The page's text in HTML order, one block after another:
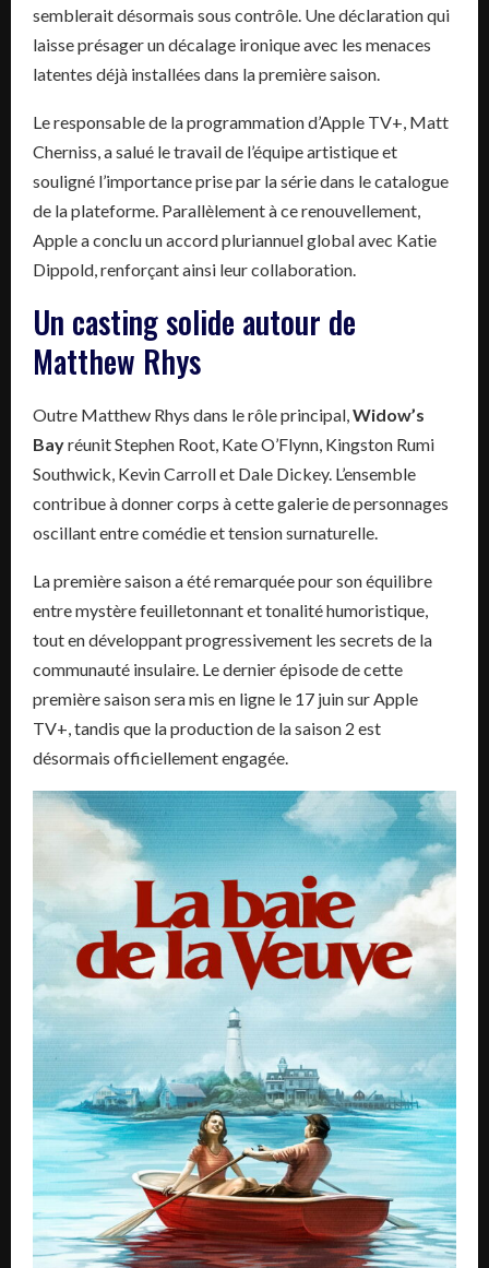
semblerait désormais sous contrôle. Une déclaration qui
laisse présager un décalage ironique avec les menaces
latentes déjà installées dans la première saison.
Le responsable de la programmation d’Apple TV+, Matt
Cherniss, a salué le travail de l’équipe artistique et
souligné l’importance prise par la série dans le catalogue
de la plateforme. Parallèlement à ce renouvellement,
Apple a conclu un accord pluriannuel global avec Katie
Dippold, renforçant ainsi leur collaboration.
Un casting solide autour de
Matthew Rhys
Outre Matthew Rhys dans le rôle principal, Widow’s
Bayréunit Stephen Root, Kate O’Flynn, Kingston Rumi
Southwick, Kevin Carroll et Dale Dickey. L’ensemble
contribue à donner corps à cette galerie de personnages
oscillant entre comédie et tension surnaturelle.
La première saison a été remarquée pour son équilibre
entre mystère feuilletonnant et tonalité humoristique,
tout en développant progressivement les secrets de la
communauté insulaire. Le dernier épisode de cette
première saison sera mis en ligne le 17 juin sur Apple
TV+, tandis que la production de la saison 2 est
désormais officiellement engagée.